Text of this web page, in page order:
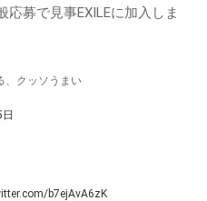
募で見事EXILEに加入しま
、クッソうまい
b7ejAvA6zK